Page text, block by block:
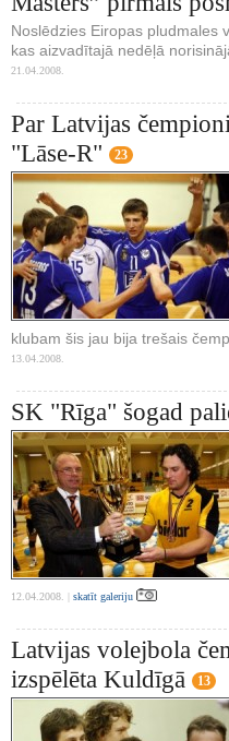
Noslēdzies Eiropas pludmales
kas aizvadītajā nedēļā
21.04.2008.
Par Latvijas
"Lāse-R"
23
klubam šis jau bija trešais
13.04.2008.
SK "Rīga" šogad
12.04.2008. | skatīt galeriju
Latvijas volejbola
izspēlēta Kuldīgā
13